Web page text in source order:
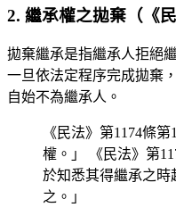
2. 繼承權之拋棄（《
拋棄繼承是指繼承人拒絕
一旦依法定程序完成拋棄
自始不為繼承人。
《民法》第1174條
權。」 《民法》第
於知悉其得繼承之時
之。」